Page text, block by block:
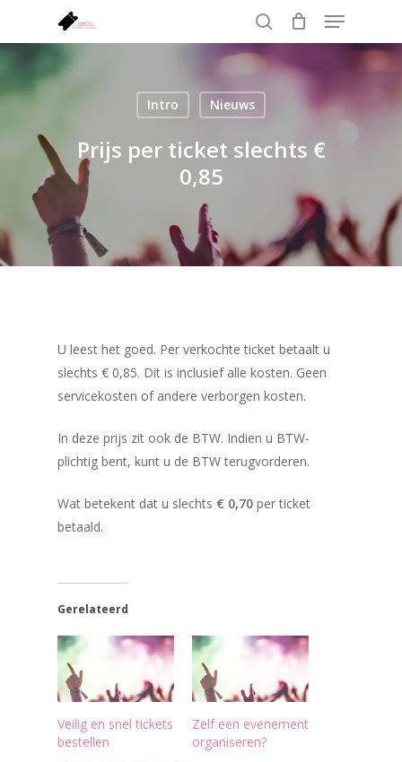
main
content
search
Menu
Intro Nieuws
Prijs per ticket slechts €
0,85
U leest het goed. Per verkochte ticket betaalt u
slechts € 0,85. Dit is inclusief alle kosten. Geen
servicekosten of andere verborgen kosten.
In deze prijs zit ook de BTW. Indien u BTW-
plichtig bent, kunt u de BTW terugvorderen.
Wat betekent dat u slechts € 0,70 per ticket
betaald.
Gerelateerd
Veilig en snel tickets
bestellen
Zelf een evenement
organiseren?
Close